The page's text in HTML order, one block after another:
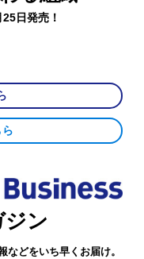
日発売！
ジン
どをいち早くお届け。